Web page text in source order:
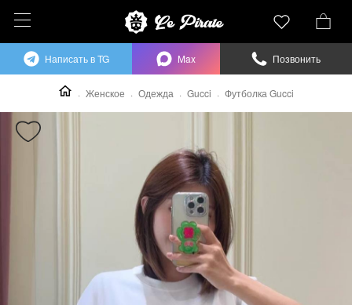
Женское Одежда Gucci Футболка Gucci
Написать в TG Max Позвонить